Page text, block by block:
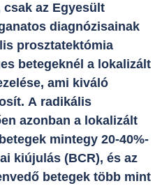
az Egyesült
diagnózisainak
prosztatektómia
betegeknél a lokalizált
ami kiváló
A radikális
azonban a lokalizált
mintegy 20-40%-
kiújulás (BCR), és az
betegek több mint